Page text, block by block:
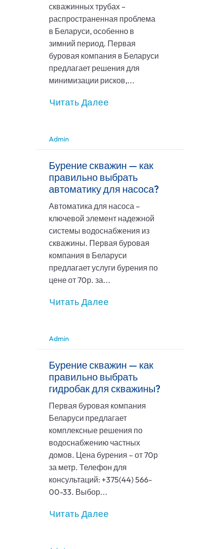
скважинных трубах –
распространенная проблема
в Беларуси, особенно в
зимний период. Первая
буровая компания в Беларуси
предлагает решения для
минимизации рисков,...
Читать Далее
Admin
Бурение скважин — как
правильно выбрать
автоматику для насоса?
Автоматика для насоса –
ключевой элемент надежной
системы водоснабжения из
скважины. Первая буровая
компания в Беларуси
предлагает услуги бурения по
цене от 70р. за...
Читать Далее
Admin
Бурение скважин — как
правильно выбрать
гидробак для скважины?
Первая буровая компания
Беларуси предлагает
комплексные решения по
водоснабжению частных
домов. Цена бурения – от 70р
за метр. Телефон для
консультаций: +375(44) 566-
00-33. Выбор...
Читать Далее